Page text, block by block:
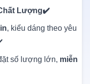
Lượng✔️
, kiểu dáng theo yêu
số lượng lớn, miễn